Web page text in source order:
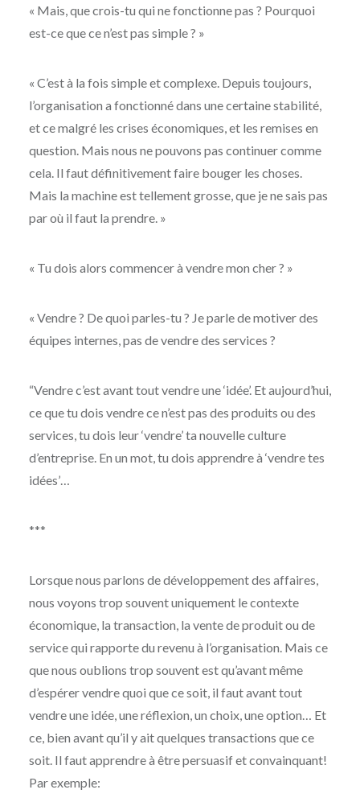
« Mais, que crois-tu qui ne fonctionne pas ? Pourquoi
est-ce que ce n’est pas simple ? »
« C’est à la fois simple et complexe. Depuis toujours,
l’organisation a fonctionné dans une certaine stabilité,
et ce malgré les crises économiques, et les remises en
question. Mais nous ne pouvons pas continuer comme
cela. Il faut définitivement faire bouger les choses.
Mais la machine est tellement grosse, que je ne sais pas
par où il faut la prendre. »
« Tu dois alors commencer à vendre mon cher ? »
« Vendre ? De quoi parles-tu ? Je parle de motiver des
équipes internes, pas de vendre des services ?
“Vendre c’est avant tout vendre une ‘idée’. Et aujourd’hui,
ce que tu dois vendre ce n’est pas des produits ou des
services, tu dois leur ‘vendre’ ta nouvelle culture
d’entreprise. En un mot, tu dois apprendre à ‘vendre tes
idées’…
***
Lorsque nous parlons de développement des affaires,
nous voyons trop souvent uniquement le contexte
économique, la transaction, la vente de produit ou de
service qui rapporte du revenu à l’organisation. Mais ce
que nous oublions trop souvent est qu’avant même
d’espérer vendre quoi que ce soit, il faut avant tout
vendre une idée, une réflexion, un choix, une option… Et
ce, bien avant qu’il y ait quelques transactions que ce
soit. Il faut apprendre à être persuasif et convainquant!
Par exemple: